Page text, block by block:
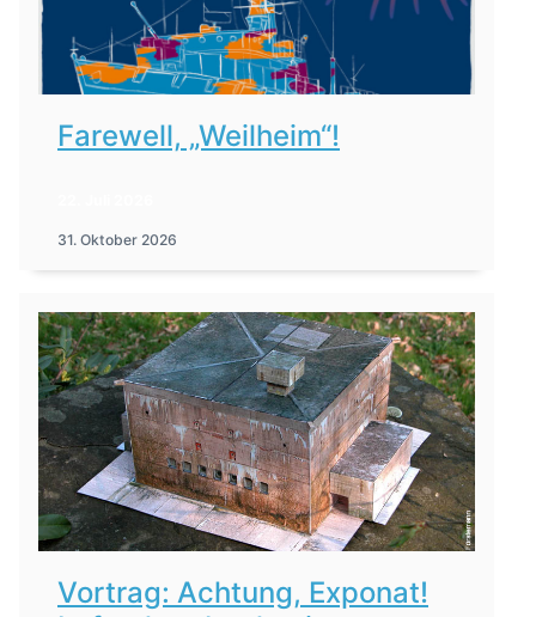
Farewell, „Weilheim“!
31. Oktober 2026
Vortrag: Achtung, Exponat!